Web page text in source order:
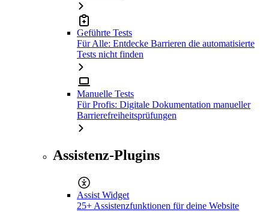
Geführte Tests
Für Alle: Entdecke Barrieren die automatisierte
Tests nicht finden
Manuelle Tests
Für Profis: Digitale Dokumentation manueller
Barrierefreiheitsprüfungen
Assistenz-Plugins
Assist Widget
25+ Assistenzfunktionen für deine Website